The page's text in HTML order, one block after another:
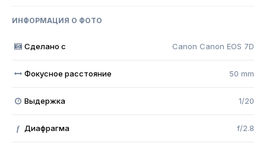
ИНФОРМАЦИЯ О ФОТО
Сделано с Canon Canon EOS 7D
Фокусное расстояние 50 mm
Выдержка 1/20
f Диафрагма f/2.8